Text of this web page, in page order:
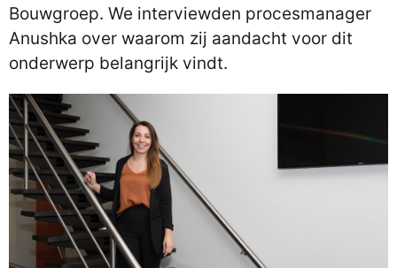
Bouwgroep. We interviewden procesmanager
Anushka over waarom zij aandacht voor dit
onderwerp belangrijk vindt.